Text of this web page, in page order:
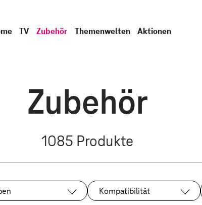
TV Zubehör Themenwelten Aktionen
Zubehör
1085 Produkte
Kompatibilität